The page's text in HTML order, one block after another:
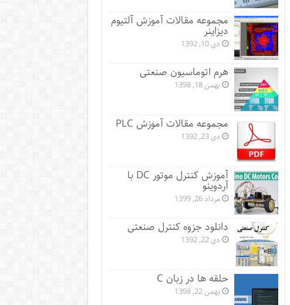
مجموعه مقالات آموزش آلتیوم
دیزاینر
دی 10, 1392
هرم اتوماسیون صنعتی
بهمن 18, 1398
مجموعه مقالات آموزش PLC
دی 23, 1392
آموزش کنترل موتور DC با
آردوینو
مرداد 26, 1399
دانلود جزوه کنترل صنعتی
دی 22, 1392
حلقه ها در زبان C
بهمن 22, 1398